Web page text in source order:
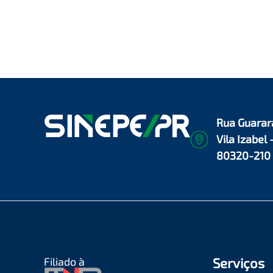
Rua
Vila Izabel
80320-210
Filiado à Serviços